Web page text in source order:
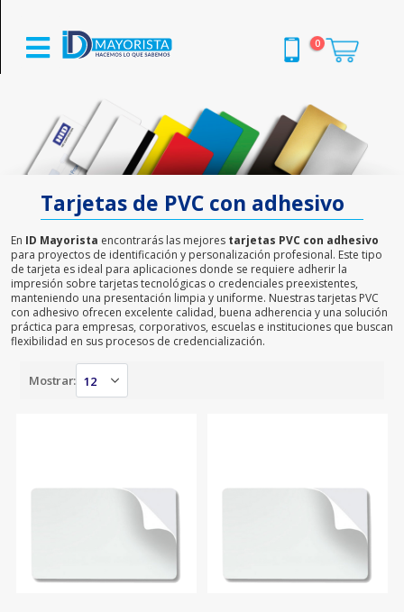
0
Tarjetas de PVC con adhesivo
En ID Mayorista encontrarás las mejores tarjetas PVC con adhesivo
para proyectos de identificación y personalización profesional. Este tipo
de tarjeta es ideal para aplicaciones donde se requiere adherir la
impresión sobre tarjetas tecnológicas o credenciales preexistentes,
manteniendo una presentación limpia y uniforme. Nuestras tarjetas PVC
con adhesivo ofrecen excelente calidad, buena adherencia y una solución
práctica para empresas, corporativos, escuelas e instituciones que buscan
flexibilidad en sus procesos de credencialización.
Mostrar: